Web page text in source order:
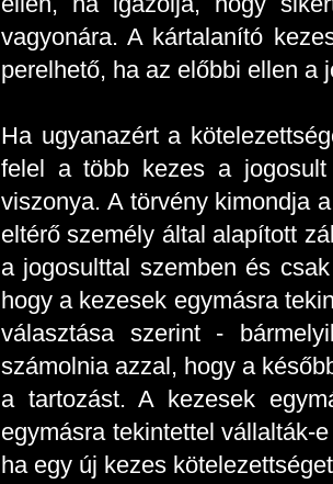
vagyonára. A kártalanító
perelhető, ha az előbbi ellen a
Ha ugyanazért a
felel a több kezes a jogosult
viszonya. A törvény kimondja
eltérő személy által alapított
a jogosulttal szemben és
hogy a kezesek egymásra
választása szerint -
számolnia azzal, hogy a
a tartozást. A kezesek
egymásra tekintettel vállalták-
ha egy új kezes